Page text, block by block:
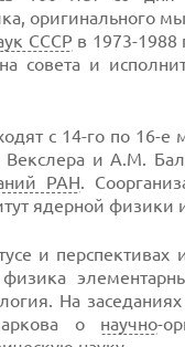
оригинального
СССР в 1973-1988
совета и
с 14-го по 16-е
и А.М.
РАН.
ядерной физики
и перспективах
На
о научно-